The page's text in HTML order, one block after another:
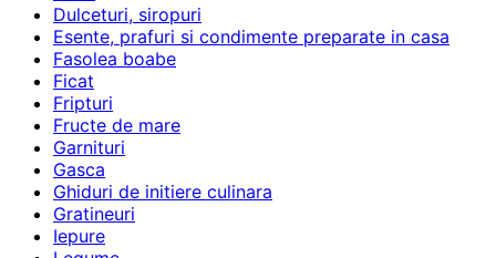
Dulceturi, siropuri
Esente, prafuri si condimente preparate in casa
Fasolea boabe
Ficat
Fripturi
Fructe de mare
Garnituri
Gasca
Ghiduri de initiere culinara
Gratineuri
Iepure